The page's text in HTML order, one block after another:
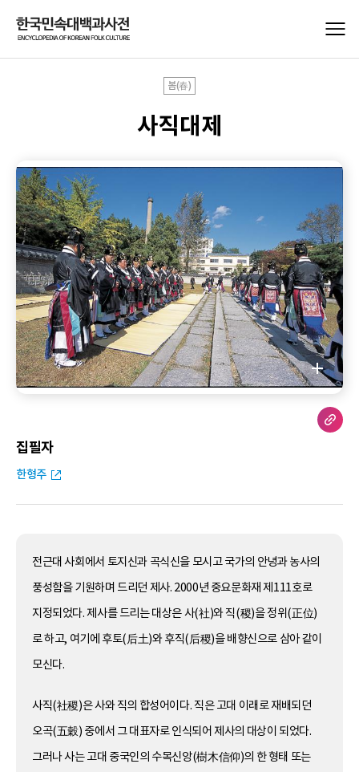
봄(春)
사직대제
집필자
한형주
전근대 사회에서 토지신과 곡식신을 모시고 국가의 안녕과 농사의
풍성함을 기원하며 드리던 제사. 2000년 중요문화재 제111호로
지정되었다. 제사를 드리는 대상은 사(社)와 직(稷)을 정위(正位)
로 하고, 여기에 후토(后土)와 후직(后稷)을 배향신으로 삼아 같이
모신다.
사직(社稷)은 사와 직의 합성어이다. 직은 고대 이래로 재배되던
오곡(五穀) 중에서 그 대표자로 인식되어 제사의 대상이 되었다.
그러나 사는 고대 중국인의 수목신앙(樹木信仰)의 한 형태 또는